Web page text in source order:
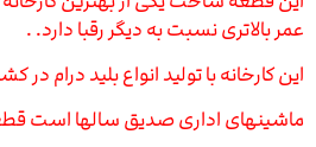
عمر بالاتری نسبت به دیگر رقبا دارد. .
این کارخانه با تولید انواع بلید درام
ماشینهای اداری صدیق سالها است